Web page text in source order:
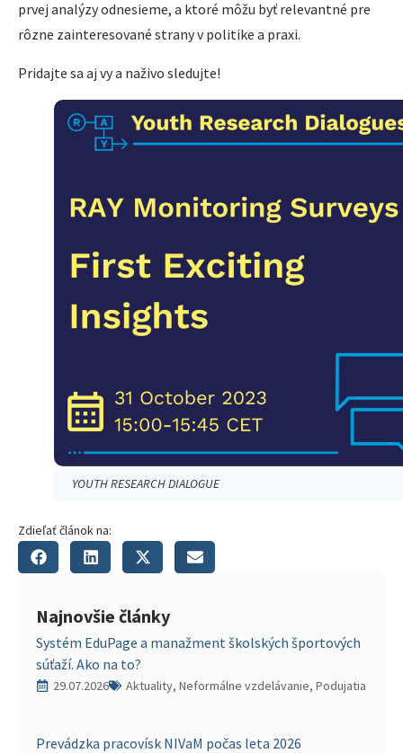
prvej analýzy odnesieme, a ktoré môžu byť relevantné pre
rôzne zainteresované strany v politike a praxi.
Pridajte sa aj vy a naživo sledujte!
YOUTH RESEARCH DIALOGUE
Zdieľať článok na:
Najnovšie články
Systém EduPage a manažment školských športových
súťaží. Ako na to?
29.07.2026 Aktuality, Neformálne vzdelávanie, Podujatia
Prevádzka pracovísk NIVaM počas leta 2026